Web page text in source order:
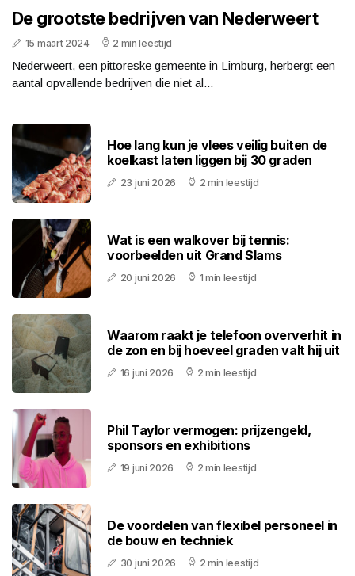
De grootste bedrijven van Nederweert
15 maart 2024 2 min leestijd
Nederweert, een pittoreske gemeente in Limburg, herbergt een
aantal opvallende bedrijven die niet al...
Hoe lang kun je vlees veilig buiten de
koelkast laten liggen bij 30 graden
23 juni 2026 2 min leestijd
Wat is een walkover bij tennis:
voorbeelden uit Grand Slams
20 juni 2026 1 min leestijd
Waarom raakt je telefoon oververhit in
de zon en bij hoeveel graden valt hij uit
16 juni 2026 2 min leestijd
Phil Taylor vermogen: prijzengeld,
sponsors en exhibitions
19 juni 2026 2 min leestijd
De voordelen van flexibel personeel in
de bouw en techniek
30 juni 2026 2 min leestijd